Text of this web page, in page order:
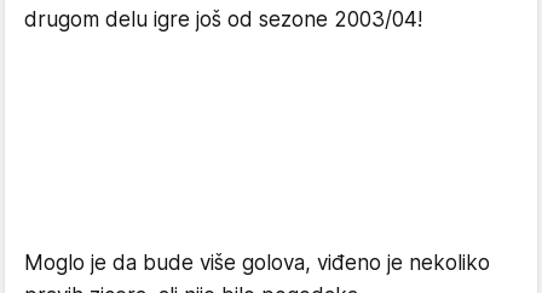
drugom delu igre još od sezone 2003/04!
Moglo je da bude više golova, viđeno je nekoliko